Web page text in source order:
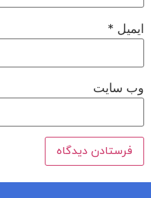
ایمیل *
وب‌ سایت